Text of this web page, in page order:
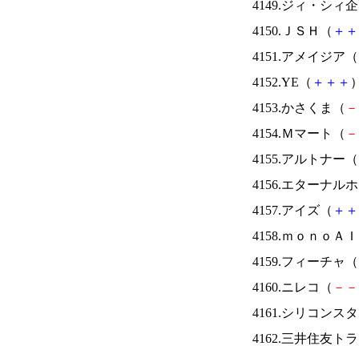
4149.ジィ・シィ
4150.ＪＳＨ（ ＋ ＋
4151.アメイジア（
4152.YE（ ＋ ＋ ＋
4153.かさくま（ －
4154.Ｍマート（ －
4155.アルトナー（
4156.エターナル
4157.アイズ（ ＋ ＋
4158.ｍｏｎｏＡ
4159.フィーチャ（
4160.ニレコ（ － －
4161.シリコンス
4162.三井住友ト